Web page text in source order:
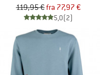
119,95 €fra 77,97 €
5,0(2)